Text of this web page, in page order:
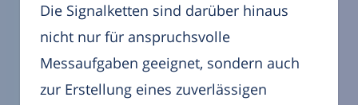
Die Signalketten sind darüber hinaus
nicht nur für anspruchsvolle
Messaufgaben geeignet, sondern auch
zur Erstellung eines zuverlässigen